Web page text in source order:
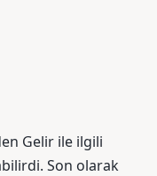
Gelir ile ilgili
Son olarak